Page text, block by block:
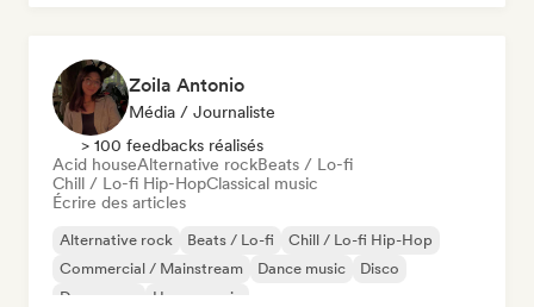
Zoila Antonio
Média / Journaliste
> 100 feedbacks réalisés
Acid houseAlternative rockBeats / Lo-fi
Chill / Lo-fi Hip-HopClassical music
Écrire des articles
Alternative rock Beats / Lo-fi
Chill / Lo-fi Hip-Hop
Commercial / Mainstream
Dance music
Disco
Dream pop
House music